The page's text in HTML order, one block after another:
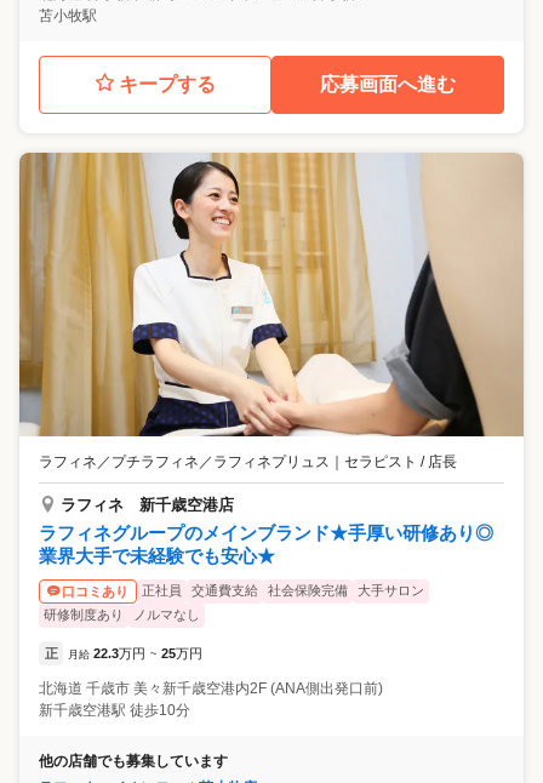
苫小牧駅
キープする 応募画面へ進む
ラフィネ／プチラフィネ／ラフィネプリュス セラピスト / 店長
ラフィネ 新千歳空港店
ラフィネグループのメインブランド★手厚い研修あり◎
業界大手で未経験でも安心★
口コミあり 正社員 交通費支給 社会保険完備
大手サロン
研修制度あり
ノルマなし
正 月給 22.3万円 ~ 25万円
北海道 千歳市 美々新千歳空港内2F (ANA側出発口前)
新千歳空港駅 徒歩10分
他の店舗でも募集しています